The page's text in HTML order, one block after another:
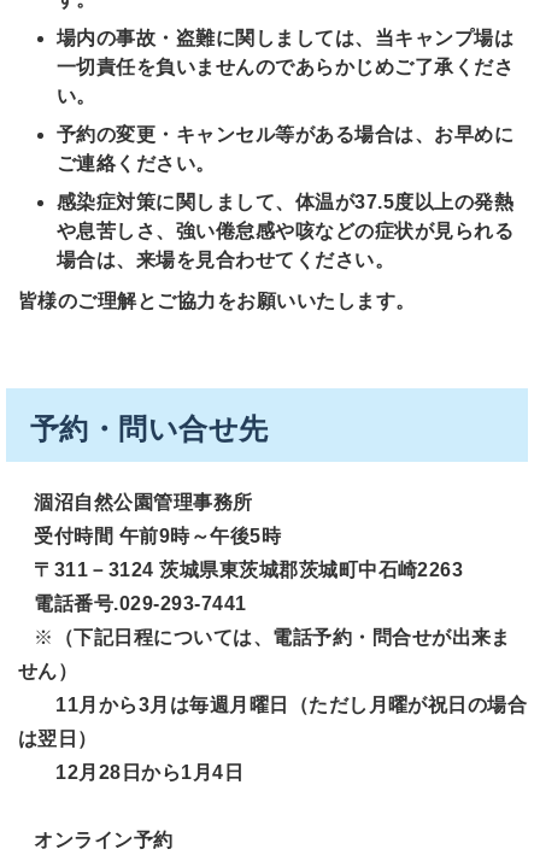
場内の事故・盗難に関しましては、当キャンプ場は
一切責任を負いませんのであらかじめご了承くださ
い。
予約の変更・キャンセル等がある場合は、お早めに
ご連絡ください。
感染症対策に関しまして、体温が37.5度以上の発熱
や息苦しさ、強い倦怠感や咳などの症状が見られる
場合は、来場を見合わせてください。
皆様のご理解とご協力をお願いいたします。
予約・問い合せ先
涸沼自然公園管理事務所
受付時間 午前9時～午後5時
〒311－3124 茨城県東茨城郡茨城町中石崎2263
電話番号.029-293-7441
※
（下記日程については、電話予約・問合せが出来ま
せん）
11月から3月は毎週月曜日（ただし月曜が祝日の場合
は翌日）
12月28日から1月4日
オンライン予約